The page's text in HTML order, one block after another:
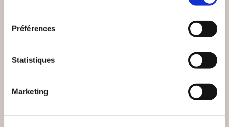
Préférences
Statistiques
Marketing